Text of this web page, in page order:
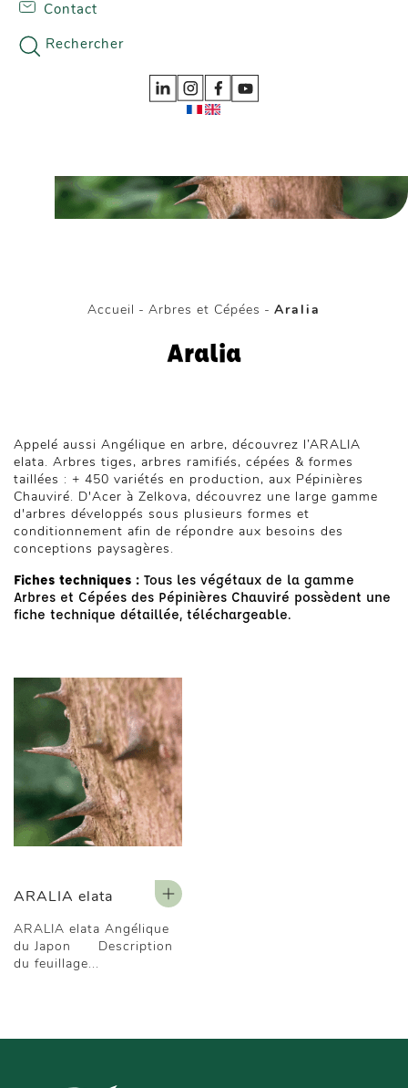
Skip to content
Contact
Rechercher
Accueil - Arbres et Cépées - Aralia
Aralia
Appelé aussi Angélique en arbre, découvrez l’ARALIA
elata. Arbres tiges, arbres ramifiés, cépées & formes
taillées : + 450 variétés en production, aux Pépinières
Chauviré. D'Acer à Zelkova, découvrez une large gamme
d'arbres développés sous plusieurs formes et
conditionnement afin de répondre aux besoins des
conceptions paysagères.
Fiches techniques : Tous les végétaux de la gamme
Arbres et Cépées des Pépinières Chauviré possèdent une
fiche technique détaillée, téléchargeable.
ARALIA elata
ARALIA elata Angélique
du Japon Description
du feuillage...